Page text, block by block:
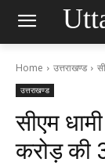
Home उत्तराखण्ड
उत्तराखण्ड
सीएम
करोड़ की